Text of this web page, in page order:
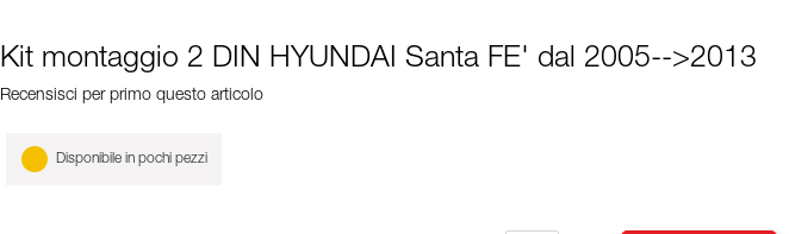
Kit montaggio 2 DIN HYUNDAI Santa FE' dal 2005-->2013
Recensisci per primo questo articolo
Disponibile in pochi pezzi